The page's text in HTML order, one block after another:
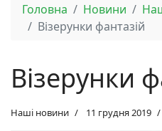
Головна Новини
Візерунки фантазій
Візерунки
Наші новини 11 грудня 2019